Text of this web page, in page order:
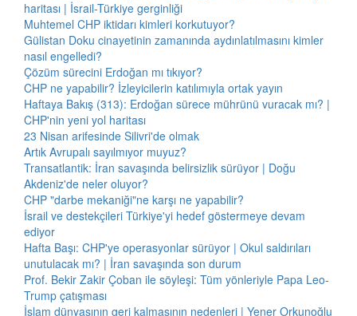
haritası | İsrail-Türkiye gerginliği
Muhtemel CHP iktidarı kimleri korkutuyor?
Gülistan Doku cinayetinin zamanında aydınlatılmasını kimler
nasıl engelledi?
Çözüm sürecini Erdoğan mı tıkıyor?
CHP ne yapabilir? İzleyicilerin katılımıyla ortak yayın
Haftaya Bakış (313): Erdoğan sürece mührünü vuracak mı? |
CHP'nin yeni yol haritası
23 Nisan arifesinde Silivri'de olmak
Artık Avrupalı sayılmıyor muyuz?
Transatlantik: İran savaşında belirsizlik sürüyor | Doğu
Akdeniz'de neler oluyor?
CHP "darbe mekaniği"ne karşı ne yapabilir?
İsrail ve destekçileri Türkiye'yi hedef göstermeye devam
ediyor
Hafta Başı: CHP'ye operasyonlar sürüyor | Okul saldırıları
unutulacak mı? | İran savaşında son durum
Prof. Bekir Zakir Çoban ile söyleşi: Tüm yönleriyle Papa Leo-
Trump çatışması
İslam dünyasının geri kalmasının nedenleri | Yener Orkunoğlu